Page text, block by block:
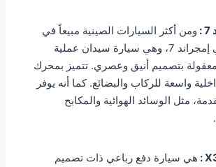
ومن أكثر السيارات الصينية مبيعاً في
السعودية، جيلي إمجراند 7، وهي سيارة سيدان عملية
معقولة بتصميم أنيق وعصري. تتميز بمحرك
واسعة للركاب والبضائع. كما أنه يوفر
مثل الوسائد الهوائية والمكابح
هي سيارة دفع رباعي ذات تصميم